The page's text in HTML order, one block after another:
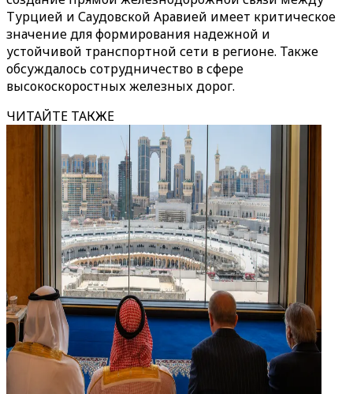
Турцией и Саудовской Аравией имеет критическое
значение для формирования надежной и
устойчивой транспортной сети в регионе. Также
обсуждалось сотрудничество в сфере
высокоскоростных железных дорог.
ЧИТАЙТЕ ТАКЖЕ